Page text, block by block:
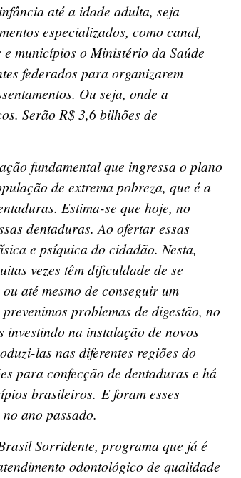
até a idade adulta, seja
especializados, como canal,
municípios o Ministério da Saúde
federados para organizarem
Ou seja, onde a
Serão R$ 3,6 bilhões de
fundamental que ingressa o plano
de extrema pobreza, que é a
Estima-se que hoje, no
dentaduras. Ao ofertar essas
e psíquica do cidadão. Nesta,
vezes têm dificuldade de se
até mesmo de conseguir um
problemas de digestão, no
investindo na instalação de novos
las nas diferentes regiões do
para confecção de dentaduras e há
brasileiros. E foram esses
ano passado.
Sorridente, programa que já é
odontológico de qualidade